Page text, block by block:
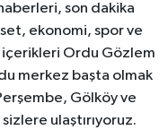
son dakika
ekonomi, spor ve
Ordu Gözlem
merkez başta olmak
Gölköy ve
ulaştırıyoruz.